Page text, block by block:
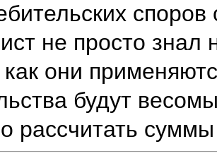
не просто знал
они
будут
рассчитать